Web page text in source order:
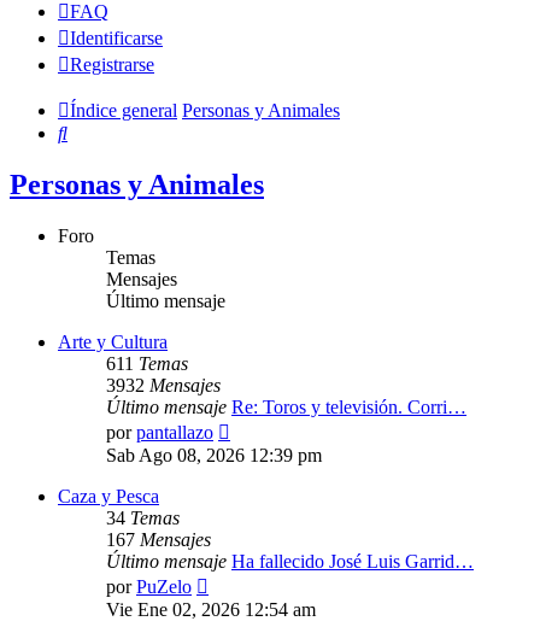
FAQ
Identificarse
Registrarse
Índice general Personas y Animales
Buscar
Personas y Animales
Foro
Temas
Mensajes
Último mensaje
Arte y Cultura
611 Temas
3932 Mensajes
Último mensaje Re: Toros y televisión. Corri…
porpantallazo
último
Sab Ago 08, 2026 12:39 pm
Caza y Pesca
34 Temas
167 Mensajes
Último mensaje Ha fallecido José Luis Garrid…
porPuZelo
último
Vie Ene 02, 2026 12:54 am